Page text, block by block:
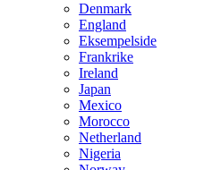
Denmark
England
Eksempelside
Frankrike
Ireland
Japan
Mexico
Morocco
Netherland
Nigeria